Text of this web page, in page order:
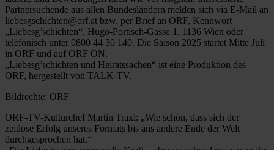
Partnersuchende aus allen Bundesländern melden sich via E-Mail an
liebesgschichten@orf.at bzw. per Brief an ORF, Kennwort
„Liebesg’schichten“, Hugo-Portisch-Gasse 1, 1136 Wien oder
telefonisch unter 0800 44 30 140. Die Saison 2025 startet Mitte Juli
in ORF und auf ORF ON.
„Liebesg’schichten und Heiratssachen“ ist eine Produktion des
ORF, hergestellt von TALK-TV.
Bildrechte: ORF
ORF-TV-Kulturchef Martin Traxl: „Wie schön, dass sich der
zeitlose Erfolg unseres Formats bis ans andere Ende der Welt
durchgesprochen hat.“